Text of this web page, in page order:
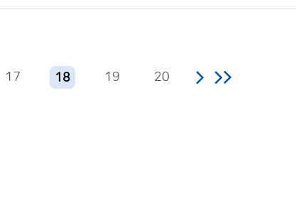
17 18 19 20